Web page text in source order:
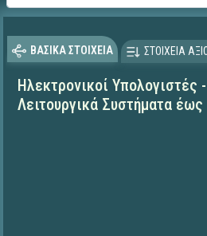
ΒΑΣΙΚΑ ΣΤΟΙΧΕΙΑ ΣΤΟΙΧΕΙΑ
Ηλεκτρονικοί Υπολογιστές
Λειτουργικά Συστήματα έως